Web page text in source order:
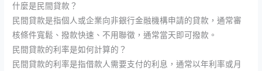
什麼是民間貸款？
民間貸款是指個人或企業向非銀行金融機構申請的貸款，通常審
核條件寬鬆、撥款快速、不用聯徵，通常當天即可撥款。
民間貸款的利率是如何計算的？
民間貸款的利率是指借款人需要支付的利息，通常以年利率或月